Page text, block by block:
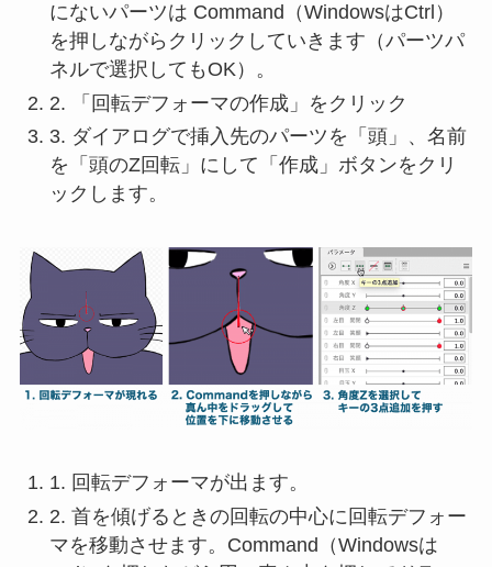
にないパーツは Command（WindowsはCtrl）
を押しながらクリックしていきます（パーツパ
ネルで選択してもOK）。
2. 「回転デフォーマの作成」をクリック
3. ダイアログで挿入先のパーツを「頭」、名前
を「頭のZ回転」にして「作成」ボタンをクリ
ックします。
1. 回転デフォーマが出ます。
2. 首を傾げるときの回転の中心に回転デフォー
マを移動させます。Command（Windowsは